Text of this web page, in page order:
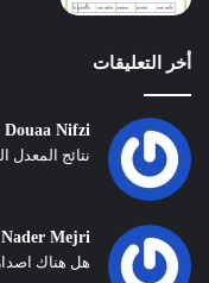
أخر التعليقات
Douaa Nifzi
نتائج المعدل
Nader Mejri
هل هناك